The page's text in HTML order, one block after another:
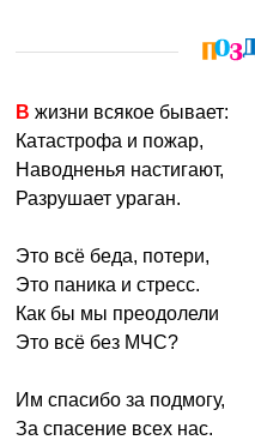
В жизни всякое бывает:
Катастрофа и пожар,
Наводненья настигают,
Разрушает ураган.
Это всё беда, потери,
Это паника и стресс.
Как бы мы преодолели
Это всё без МЧС?
Им спасибо за подмогу,
За спасение всех нас.